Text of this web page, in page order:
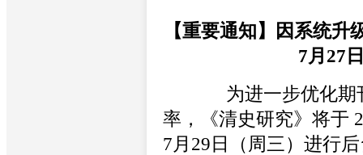
【重要通知】因系统
7月27
为进一步优化期
率，《清史研究》将于
7月29日（周三）进行